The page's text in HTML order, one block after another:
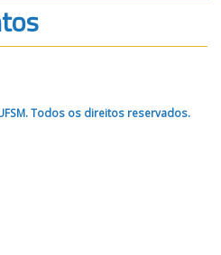
Todos os direitos reservados.